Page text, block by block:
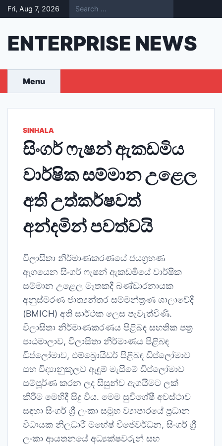
Skip
to
Fri, Aug 7, 2026
ENTERPRISE NEWS
Menu
SINHALA
සිංගර් ෆැෂන් ඇකඩමිය
වාර්ෂික සම්මාන උළෙල
අති උත්කර්ෂවත්
අන්දමින් පවත්වයි
විලාසිතා නිර්මාණකරණයේ ජයග්‍රහණ
ඇගයෙන සිංගර් ෆැෂන් ඇකඩමියේ වාර්ෂික
සම්මාන උළෙල මෑතකදී බණ්ඩාරනායක
අනුස්මරණ ජාත්‍යන්තර සම්මන්ත්‍රණ ශාලාවේදී
(BMICH) අති සාර්ථක ලෙස පැවැත්විණි.
විලාසිතා නිර්මාණකරණය පිළිබඳ සහතික පත්‍ර
පාඨමාලාව, විලාසිතා නිර්මාණය පිළිබඳ
ඩිප්ලෝමාව, එම්බ්‍රොයිඩර් පිළිබඳ ඩිප්ලෝමාව
සහ විද්‍යානුකූලව ඇඳුම් මැසීමේ ඩිප්ලෝමාව
සම්පූර්ණ කරන ලද සිසුන්ව ඇගයීමට ලක්
කිරීම මෙහිදී සිදු විය. මෙම සුවිශේෂී අවස්ථාව
සඳහා සිංගර් ශ්‍රී ලංකා සමූහ ව්‍යාපාරයේ ප්‍රධාන
විධායක නිලධාරී මහේෂ් විජේවර්ධන, සිංගර් ශ්‍රී
ලංකා ආයතනයේ අධ්‍යක්ෂවරුන් සහ